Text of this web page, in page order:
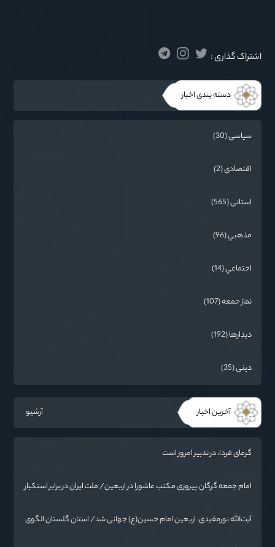
اشتراک گذاری :
دسته بندی اخبار
سیاسی (30)
اقتصادی (2)
استانی (565)
مذهبي (96)
اجتماعي (14)
نماز جمعه (107)
دیدارها (192)
دینی (35)
آخرین اخبار آرشیو
گرمای فردا، در تدبیر امروز است
امام جمعه گرگان:پیروزی مکتب عاشورا در اربعین/ ملت ایران در برابر استکبار
آیت‌الله نورمفیدی: اربعین امام حسین(ع) جهانی شد/ استان گلستان الگوی